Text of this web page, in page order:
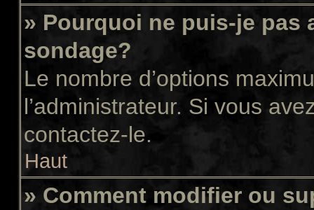
» Pourquoi ne puis-je pas
sondage?
Le nombre d’options
l’administrateur. Si vous
contactez-le.
Haut
» Comment modifier ou